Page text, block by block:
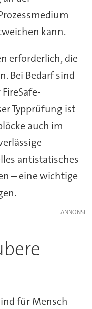
kann.
erforderlich, die
Bei Bedarf sind
Typprüfung ist
auch im
antistatisches
– eine wichtige
für Mensch